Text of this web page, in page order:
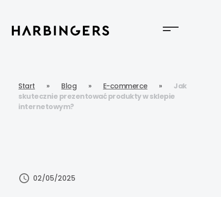
Start » Blog » E-commerce »
Jak
skutecznie prezentować produkty w sklepie
internetowym?
02/05/2025